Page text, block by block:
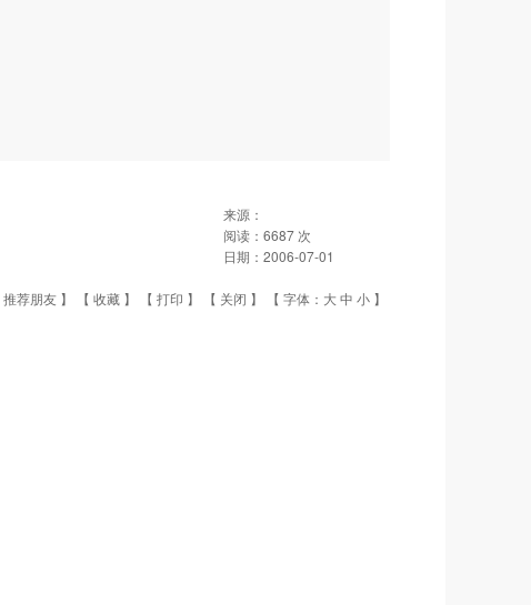
来源：
阅读： 6687 次
日期： 2006-07-01
推荐朋友 】 【 收藏 】 【 打印 】 【 关闭 】 【 字体： 大中 小 】